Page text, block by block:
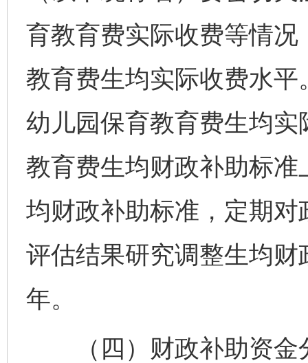
育教育费实际收费等情
教育费生均实际收费水
幼儿园保育教育费生均
教育费生均财政补助标
均财政补助标准，定期
评估结果研究调整生均
年。
（四）财政补助资金